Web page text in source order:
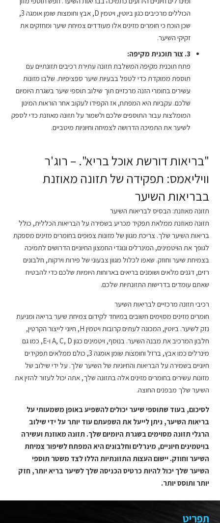
הכוללים מרכיבים כגון ביוטין, ויטמין D, אבץ וחומצות שומן אומגה 3,
שכן הוכח כי חומרים מזינים אלו מעודדים צמיחת שיער ומחזקים את
זקיקי השיער.
3. צור תוכנית מקיפה:
פתח תוכנית מקיפה המשלבת תזונה עתירת רכיבים תזונתיים עם
תוספת ממוקדת כדי לטפל בבעיות שיער ספציפיות. שלבו מזונות
עשירים בחומרי הזנה מרכזיים תוך שילוב תוספי שיער בשגרת היומיום
שלכם. עקביות היא המפתח, אז הקפידו לעקוב אחר הוראות המינון
המומלצות עבור התוספים שלכם ולשמור על תזונה מאוזנת כדי לספק
לשיער את התמיכה הדרושה לצמיחה וחיוניות מיטביים.
"בריאות דורשת אוכל בריא". – רוג'ר
וויליאמס: תפקידה של תזונה מאוזנת
בבריאות השיער
תזונה מאוזנת: הבסיס לבריאות השיער
תזונה מאוזנת ממלאת תפקיד מכריע בשמירה על הבריאות הכללית, כולל
בריאות השיער שלך. צריכת מגוון של מזונות צפופים בחומרים מזינים מספקת
לגופך את הויטמינים, המינרלים ונוגדי החמצון החיוניים הדרושים לתמיכה
בצמיחת שיער וחוזק. שאפו לכלול מגוון צבעוני של פירות וירקות, חלבונים
רזים, דגנים מלאים ושומנים בריאים בארוחות היומיות שלכם כדי להבטיח
שאתם עומדים בדרישות התזונתיות שלכם.
רכיבי תזונה מרכזיים לבריאות השיער
חומרים מזינים מסוימים חשובים במיוחד לקידום צמיחת שיער בריאה ומניעת
נזק לשיער. ביוטין, המכונה לעתים קרובות ויטמין H, חיוני לייצור הקרטין,
חלבון המרכיב את מבנה השיער. בנוסף, ויטמינים כגון A, C, D ו-E, כמו גם
מינרלים כמו אבץ, ברזל וחומצות שומן אומגה 3, כולם ממלאים תפקידים
חיוניים בשמירה על הבריאות והחיוניות של השיער שלך. על ידי שילוב של
מזונות עשירים בחומרים מזינים אלה בתזונה שלך, אתה יכול לעזור להזין את
השיער שלך מבפנים החוצה.
לסיכום, בעוד שתוספי שיער יכולים להשפיע באופן משמעותי על
בריאות השיער, ניתן לייעל את השפעתם עוד יותר על ידי שילוב
הרגלי תזונה מסוימים בשגרת היומיום שלך. תזונה מאוזנת ועשירה
בויטמינים חיוניים, מינרלים וחלבונים היא המפתח לשיפור צמיחת
השיער וחוזק. יישום העצות התזונתיות הללו לצד משטר תוספי
השיער שלך יכול להיות כרטיס הכניסה שלך לשיער בריא יותר, חזק
יותר ותוסס יותר.
תפריט